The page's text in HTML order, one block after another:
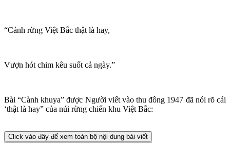
“Cảnh rừng Việt Bắc thật là hay,
Vượn hót chim kêu suốt cả ngày.”
Bài “Cành khuya” được Người viết vào thu đông 1947 đã nói rõ cái
‘thật là hay” của núi rừng chiến khu Việt Bắc:
Click vào đây để xem toàn bộ nội dung bài viết